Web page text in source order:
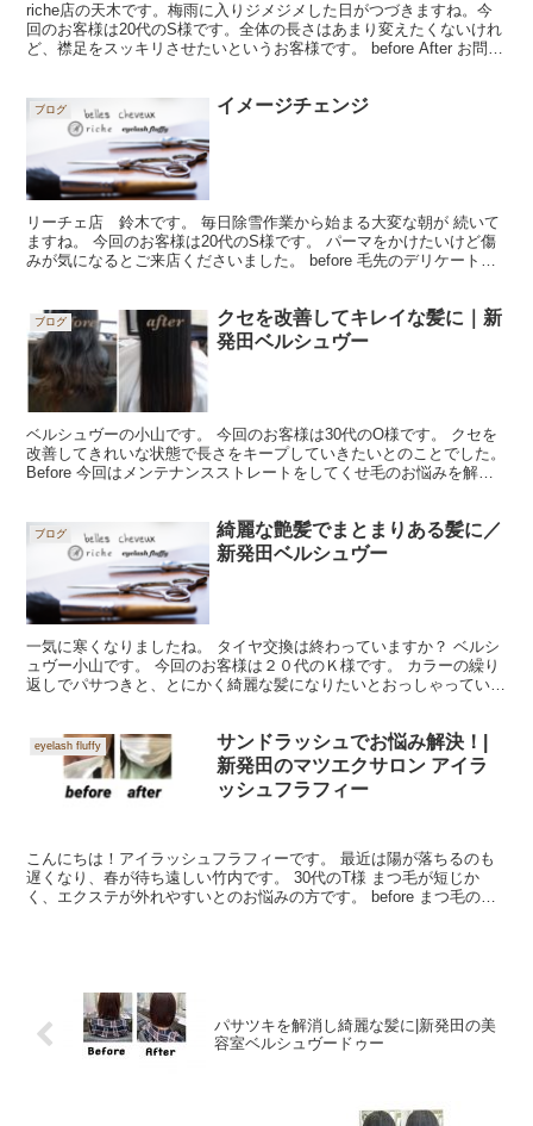
riche店の天木です。梅雨に入りジメジメした日がつづきますね。今
回のお客様は20代のS様です。全体の長さはあまり変えたくないけれ
ど、襟足をスッキリさせたいというお客様です。 before After お問い
ブログ イメージチェンジ
リーチェ店 鈴木です。 毎日除雪作業から始まる大変な朝が 続いて
ますね。 今回のお客様は20代のS様です。 パーマをかけたいけど傷
みが気になるとご来店くださいました。 before 毛先のデリケートに
ブログ
クセを改善してキレイな髪に｜新
発田ベルシュヴー
ベルシュヴーの小山です。 今回のお客様は30代のO様です。 クセを
改善してきれいな状態で長さをキープしていきたいとのことでした。
Before 今回はメンテナンスストレートをしてくせ毛のお悩みを解消
ブログ
綺麗な艶髪でまとまりある髪に／
新発田ベルシュヴー
一気に寒くなりましたね。 タイヤ交換は終わっていますか？ ベルシ
ュヴー小山です。 今回のお客様は２０代のＫ様です。 カラーの繰り
返しでパサつきと、とにかく綺麗な髪になりたいとおっしゃっていま
eyelash fluffy
サンドラッシュでお悩み解決！|
新発田のマツエクサロン アイラ
ッシュフラフィー
こんにちは！アイラッシュフラフィーです。 最近は陽が落ちるのも
遅くなり、春が待ち遠しい竹内です。 30代のT様 まつ毛が短じか
く、エクステが外れやすいとのお悩みの方です。 before まつ毛の負
パサツキを解消し綺麗な髪に|新発田の美
容室ベルシュヴードゥー